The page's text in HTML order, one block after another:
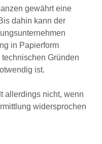
gewährt eine
dahin kann der
in Papierform
Gründen
ist.
allerdings nicht, wenn
widersprochen